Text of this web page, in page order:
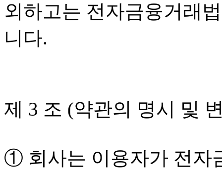
외하고는 전자금융거래
니다.
제 3 조 (약관의 명시 및
① 회사는 이용자가 전자